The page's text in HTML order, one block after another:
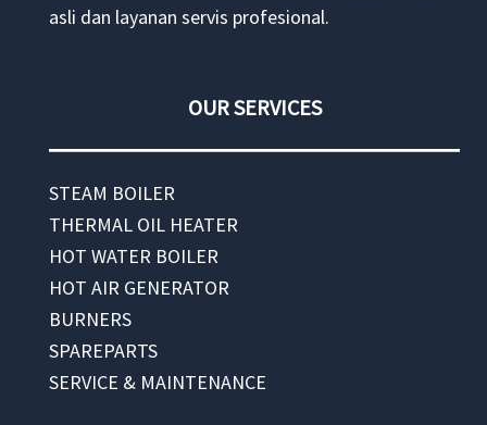
asli dan layanan servis profesional.
OUR SERVICES
STEAM BOILER
THERMAL OIL HEATER
HOT WATER BOILER
HOT AIR GENERATOR
BURNERS
SPAREPARTS
SERVICE & MAINTENANCE